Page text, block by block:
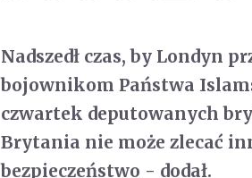
Nadszedł czas, by Londyn
bojownikom Państwa
czwartek deputowanych
Brytania nie może zlecać
bezpieczeństwo - dodał.